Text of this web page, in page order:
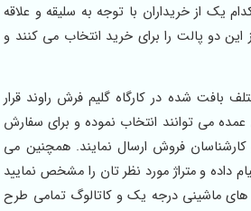
یک از خریداران با توجه به سلیقه و علاقه
دو پالت را برای خرید انتخاب می کنند و
شده در کارگاه گلیم فرش راوند قرار
می توانند انتخاب نموده و برای سفارش
فروش ارسال نمایند. همچنین می
داده و متراژ مورد نظر تان را مشخص نمایید
ماشینی درجه یک و کاتالوگ تمامی طرح